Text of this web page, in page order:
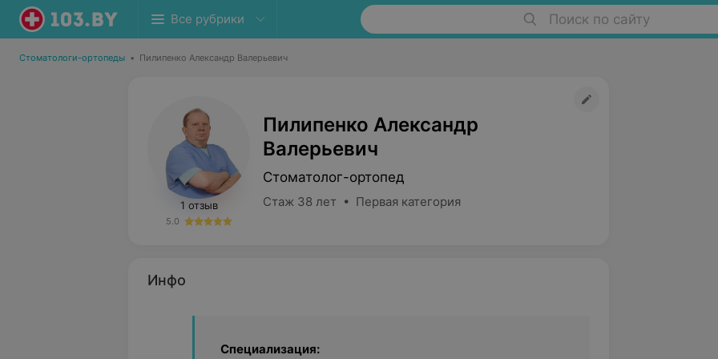
Все рубрики Поиск по сайту
Стоматологи-ортопеды • Пилипенко Александр Валерьевич
1 отзыв
5.0
Пилипенко Александр
Валерьевич
Стоматолог-ортопед
Стаж 38 лет • Первая категория
Инфо
Специализация: